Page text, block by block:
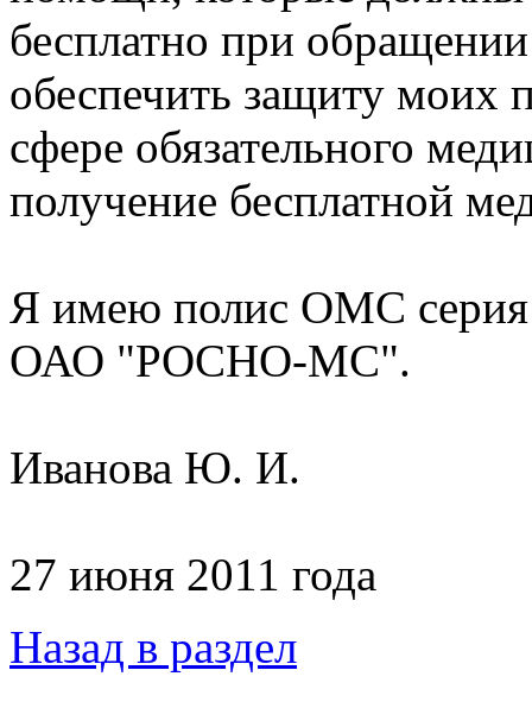
бесплатно при
обеспечить защиту моих
сфере обязательного
получение бесплатной
Я имею полис ОМС
ОАО "РОСНО-МС".
Иванова Ю. И.
27 июня 2011 года
Назад в раздел